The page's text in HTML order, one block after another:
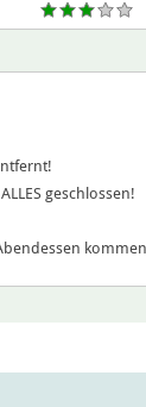
geschlossen!
kommen